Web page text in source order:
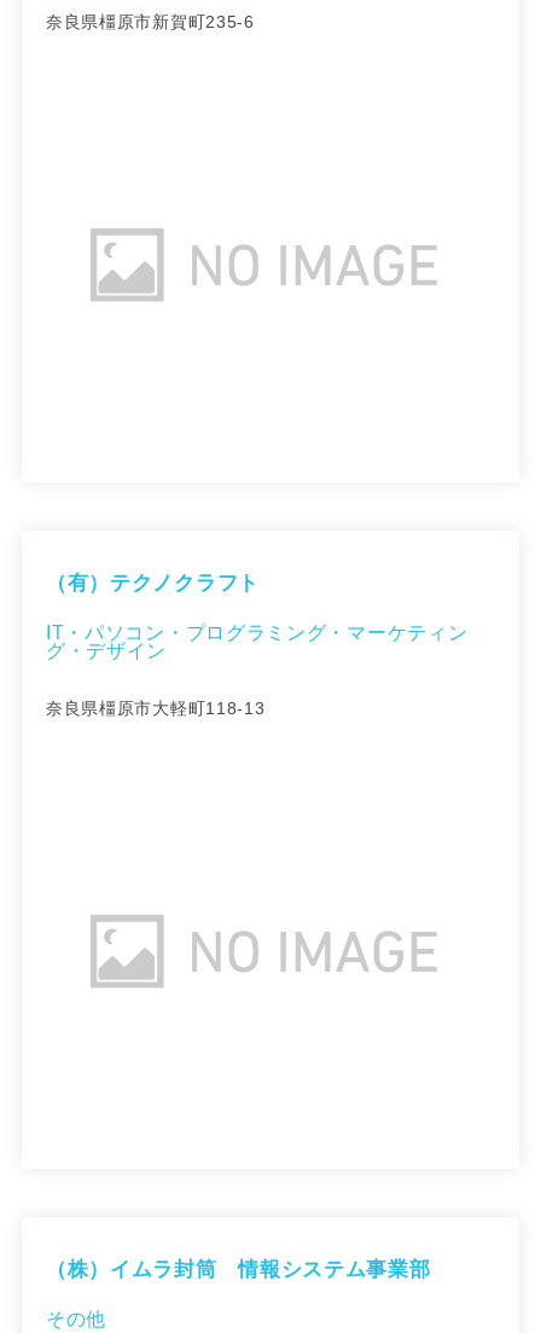
奈良県橿原市新賀町235-6
（有）テクノクラフト
IT・パソコン・プログラミング・マーケティン
グ・デザイン
奈良県橿原市大軽町118-13
（株）イムラ封筒 情報システム事業部
その他